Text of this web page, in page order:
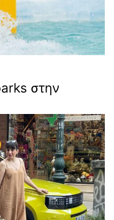
στην